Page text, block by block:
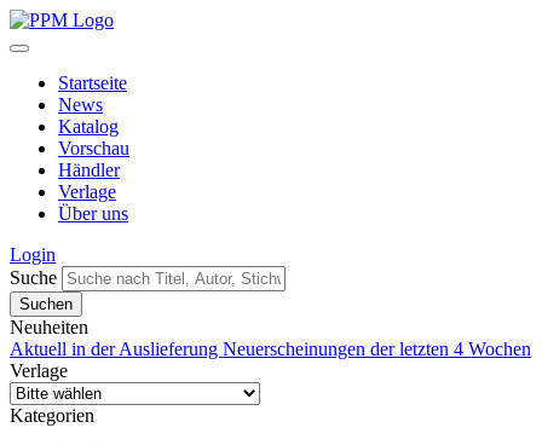
Startseite
News
Katalog
Vorschau
Händler
Verlage
Über uns
Login
Suche
Neuheiten
Aktuell in der Auslieferung Neuerscheinungen der letzten 4 Wochen
Verlage
Kategorien